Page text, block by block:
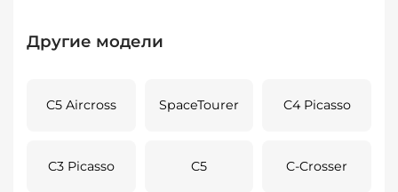
Другие модели
C5 Aircross SpaceTourer C4 Picasso
C3 Picasso C5 C-Crosser